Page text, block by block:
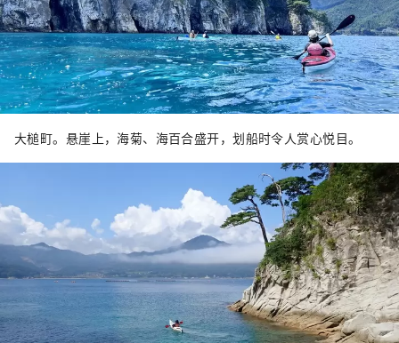
大槌町。悬崖上，海菊、海百合盛开，划船时令人赏心悦目。